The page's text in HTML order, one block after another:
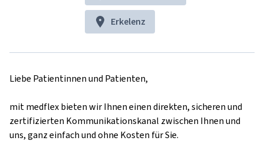
Erkelenz
Liebe Patientinnen und Patienten,
mit medflex bieten wir Ihnen einen direkten, sicheren und
zertifizierten Kommunikationskanal zwischen Ihnen und
uns, ganz einfach und ohne Kosten für Sie.